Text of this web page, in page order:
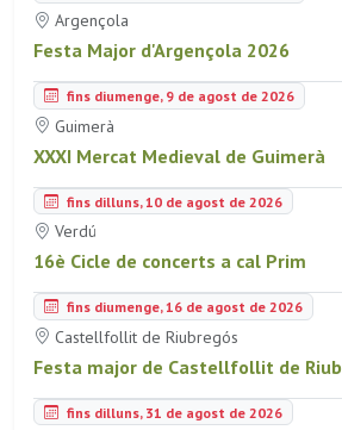
Argençola
Festa Major d'Argençola 2026
fins diumenge, 9 de agost de 2026
Guimerà
XXXI Mercat Medieval de Guimerà
fins dilluns, 10 de agost de 2026
Verdú
16è Cicle de concerts a cal Prim
fins diumenge, 16 de agost de 2026
Castellfollit de Riubregós
Festa major de Castellfollit de
fins dilluns, 31 de agost de 2026